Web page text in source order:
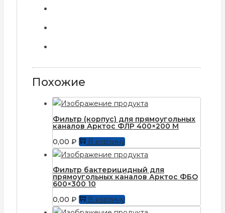
Похожие
Фильтр (корпус) для прямоугольныx
каналов Арктос ФЛР 400×200 М
0,00 ₽ В корзину
Фильтр бактерицидный для
прямоугольных каналов Арктос ФБО
600×300 10
0,00 ₽ В корзину